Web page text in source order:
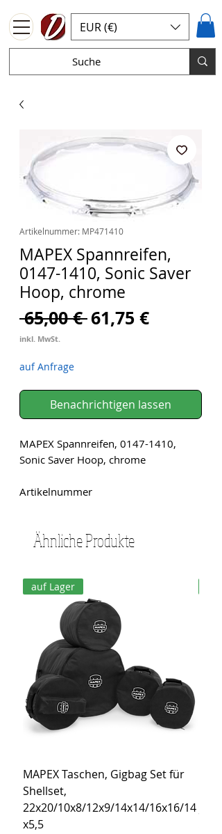
EUR (€)
Artikelnummer: MP471410
MAPEX Spannreifen,
0147-1410, Sonic Saver
Hoop, chrome
65,00 € Standardpreis
61,75 €Sale-
inkl. MwSt.
auf Anfrage
Benachrichtigen lassen
MAPEX Spannreifen, 0147-1410,
Sonic Saver Hoop, chrome
Artikelnummer
Ähnliche Produkte
auf Lager
MAPEX Taschen, Gigbag Set für
Shellset,
22x20/10x8/12x9/14x14/16x16/14
x5,5
Preis